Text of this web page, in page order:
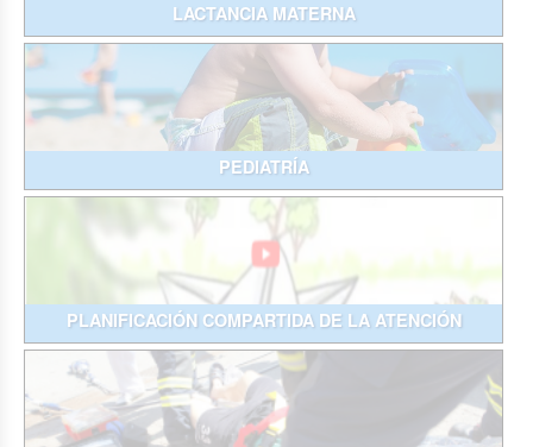
LACTANCIA MATERNA
PEDIATRÍA
PLANIFICACIÓN COMPARTIDA DE LA ATENCIÓN